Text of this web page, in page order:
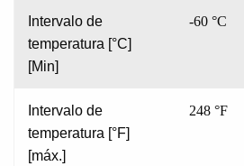
Intervalo de
temperatura [°C]
[Min]
-60 °C
Intervalo de
temperatura [°F]
[máx.]
248 °F